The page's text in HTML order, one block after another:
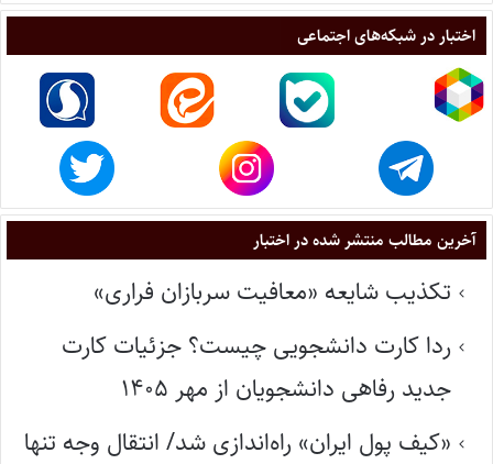
اختبار در شبکه‌های اجتماعی
آخرین مطالب منتشر شده در اختبار
تکذیب شایعه «معافیت سربازان فراری»
ردا کارت دانشجویی چیست؟ جزئیات کارت
جدید رفاهی دانشجویان از مهر ۱۴۰۵
«کیف پول ایران» راه‌اندازی شد/ انتقال وجه تنها